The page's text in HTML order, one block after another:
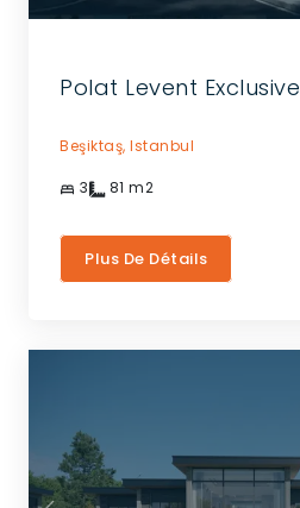
Polat Levent Exclusive
Beşiktaş, Istanbul
3 81 m2
Plus De Détails